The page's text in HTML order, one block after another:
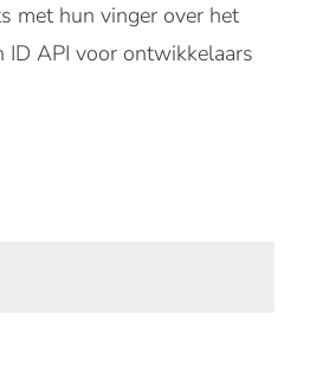
met hun vinger over het
API voor ontwikkelaars